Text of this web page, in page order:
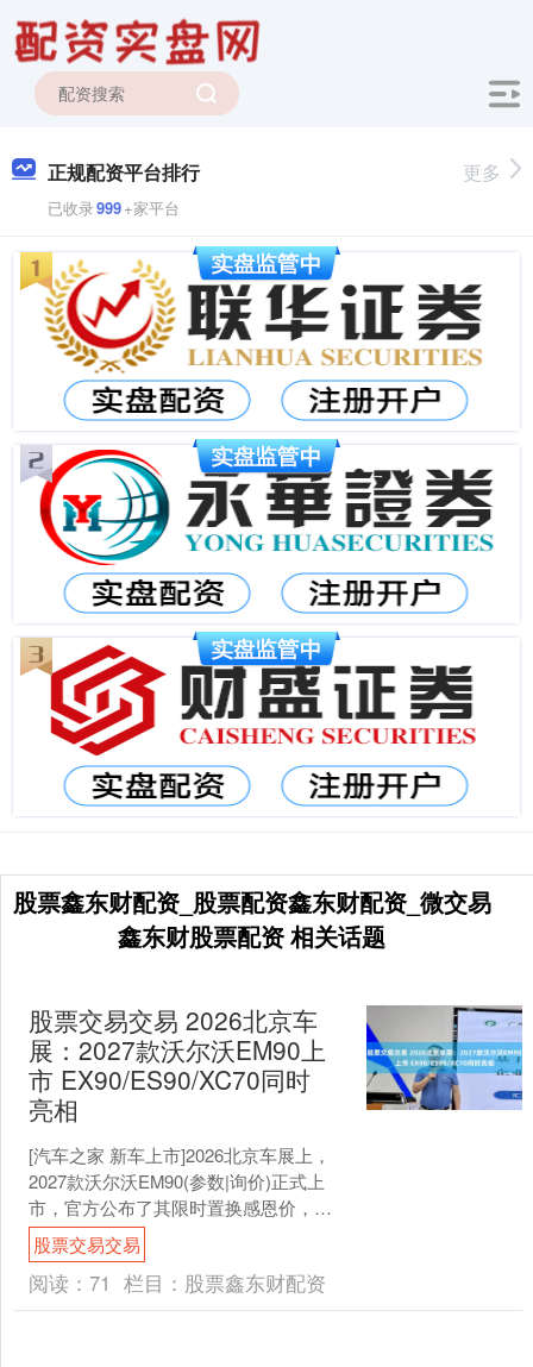
正规配资平台排行
已收录999+家平台
更多
股票鑫东财配资_股票配资鑫东财配资_微交易
鑫东财股票配资 相关话题
股票交易交易 2026北京车
展：2027款沃尔沃EM90上
市 EX90/ES90/XC70同时
亮相
[汽车之家 新车上市]2026北京车展上，
2027款沃尔沃EM90(参数|询价)正式上
市，官方公布了其限时置换感恩价，为
59.9万元。本届车展上，沃尔沃品牌展
示....
股票交易交易
阅读： 71 栏目： 股票鑫东财配资